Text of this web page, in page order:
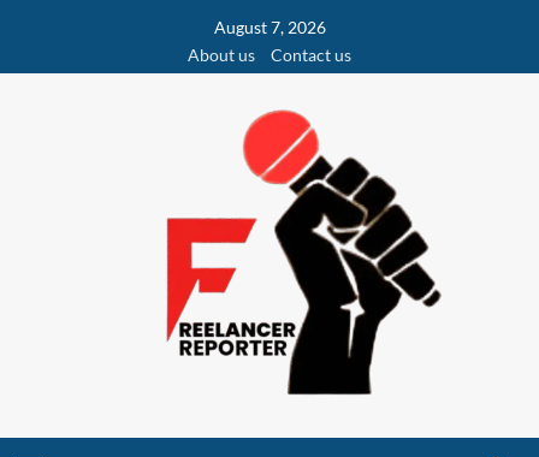
content
August 7, 2026
About us
Contact us